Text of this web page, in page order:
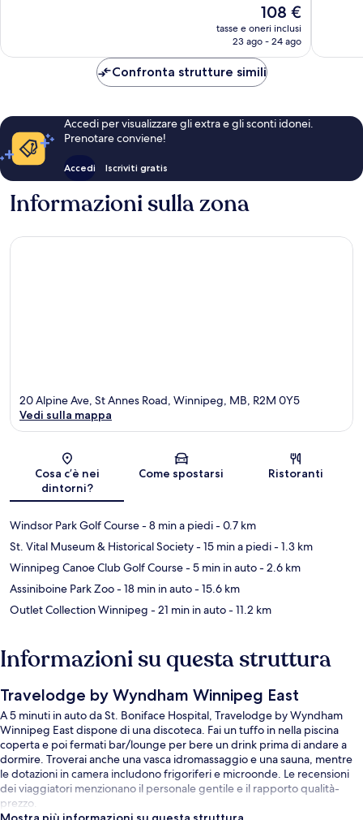
Il
prezzo
attuale
108 €
108 €
tasse e oneri inclusi
23 ago - 24 ago
Confronta strutture simili
Accedi per visualizzare gli extra e gli sconti idonei.
Prenotare conviene!
Accedi Iscriviti gratis
Informazioni sulla zona
Mappa
20 Alpine Ave, St Annes Road, Winnipeg, MB, R2M 0Y5
Vedi sulla mappa
Cosa c’è nei
dintorni?
Come spostarsi Ristoranti
Windsor Park Golf Course- 8 min a piedi- 0.7 km
St. Vital Museum & Historical Society- 15 min a piedi- 1.3 km
Winnipeg Canoe Club Golf Course- 5 min in auto- 2.6 km
Assiniboine Park Zoo- 18 min in auto- 15.6 km
Outlet Collection Winnipeg - 21 min in auto- 11.2 km
Informazioni su questa struttura
Travelodge by Wyndham Winnipeg East
A 5 minuti in auto da St. Boniface Hospital, Travelodge by Wyndham
Winnipeg East dispone di una discoteca. Fai un tuffo in nella piscina
coperta e poi fermati bar/lounge per bere un drink prima di andare a
dormire. Troverai anche una vasca idromassaggio e una sauna, mentre
le dotazioni in camera includono frigoriferi e microonde. Le recensioni
dei viaggiatori menzionano il personale gentile e il rapporto qualità-
prezzo.